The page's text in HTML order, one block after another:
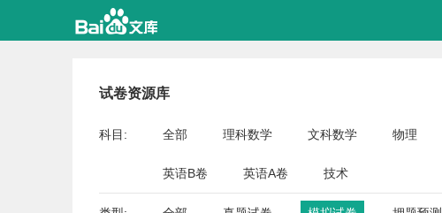
试卷资源库
科目: 全部 理科数学 文科数学 物理
英语B卷 英语A卷 技术